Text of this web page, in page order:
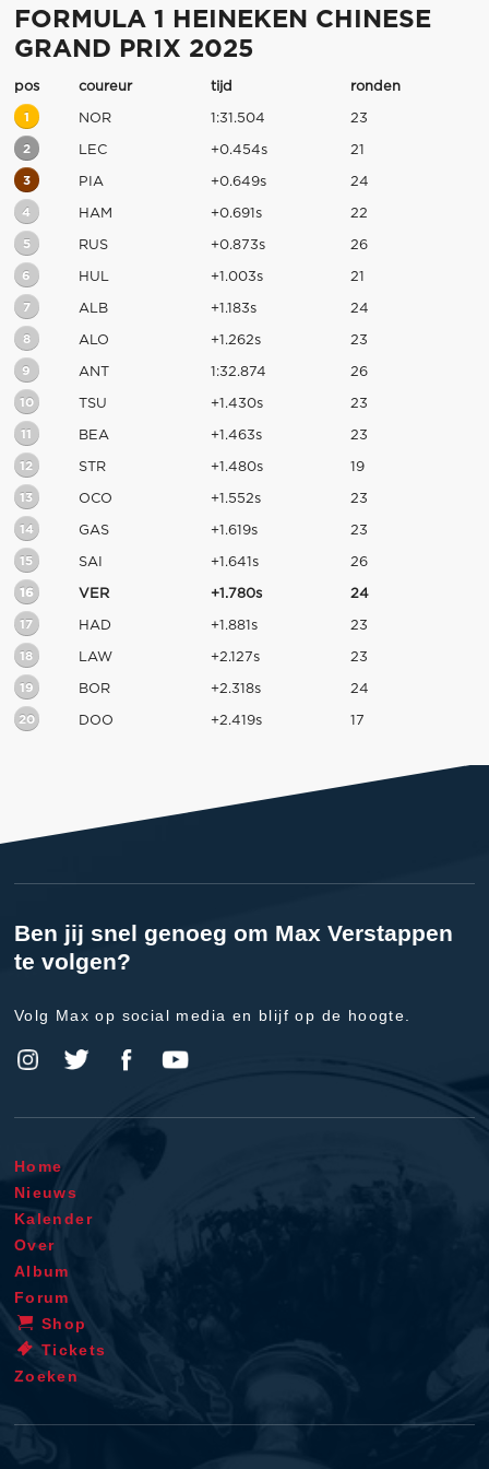
FORMULA 1 HEINEKEN CHINESE
GRAND PRIX 2025
pos coureur tijd ronden
1 NOR 1:31.504 23
2 LEC +0.454s 21
3 PIA +0.649s 24
4 HAM +0.691s 22
5 RUS +0.873s 26
6 HUL +1.003s 21
7 ALB +1.183s 24
8 ALO +1.262s 23
9 ANT 1:32.874 26
10 TSU +1.430s 23
11 BEA +1.463s 23
12 STR +1.480s 19
13 OCO +1.552s 23
14 GAS +1.619s 23
15 SAI +1.641s 26
16 VER +1.780s 24
17 HAD +1.881s 23
18 LAW +2.127s 23
19 BOR +2.318s 24
20 DOO +2.419s 17
Ben jij snel genoeg om Max Verstappen
te volgen?
Volg Max op social media en blijf op de hoogte.
Home
Nieuws
Kalender
Over
Album
Forum
Shop
Tickets
Zoeken